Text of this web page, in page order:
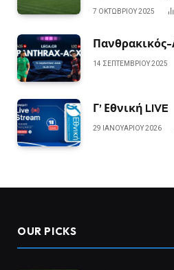
7 ΟΚΤΩΒΡΊΟΥ 2025
14 ΣΕΠΤΕΜΒΡΊΟΥ 2025
Γ’ Εθνική LIVE
29 ΙΑΝΟΥΑΡΊΟΥ 2026
OUR PICKS